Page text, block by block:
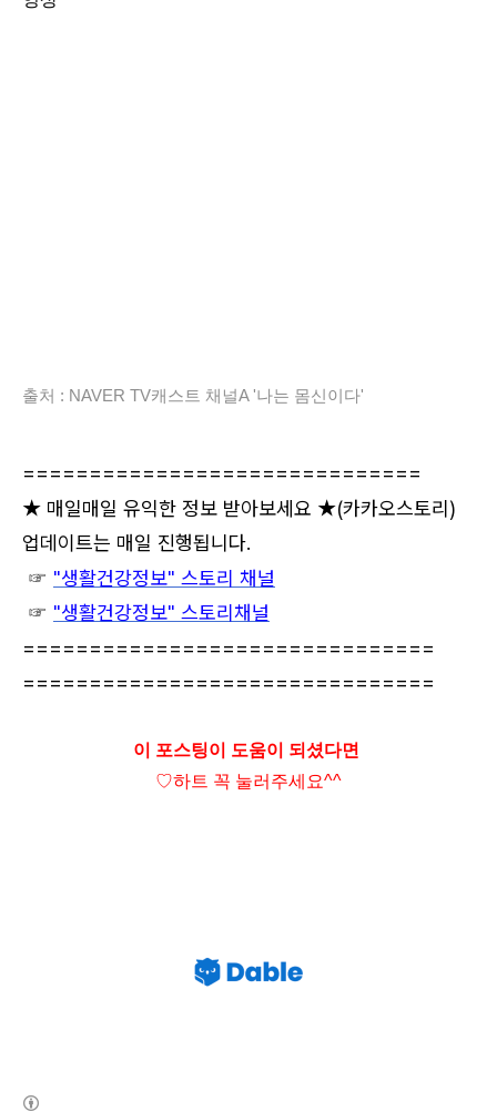
출처 : NAVER TV캐스트 채널A '나는 몸신이다'
==============================
★ 매일매일 유익한 정보 받아보세요 ★(카카오스토리)
업데이트는 매일 진행됩니다.
☞ "생활건강정보" 스토리 채널
☞ "생활건강정보" 스토리채널
===============================
===============================
이 포스팅이 도움이 되셨다면
♡하트 꼭 눌러주세요^^